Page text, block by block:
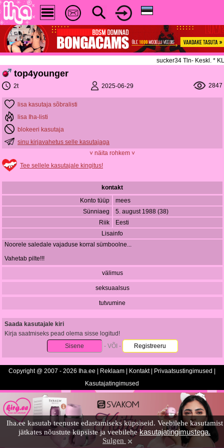
Iha.ee kasutab teenuste edastamiseks küpsiseid. Veebilehe kasutamist
jätkates nõustute küpsiste ja veebilehekasutajatingimustega.
Sulgen
sucker34 Tln- Keskl. *
top4younger
2t 2025-06-29 2847
lisa kasutaja sõbralisti
lisa Iha-listi
blokeeri kasutaja
sinu kirjavahetus selle kasutajaga
˅ näita rohkem ˅
Tee sellele kasutajale kingitus!
kontakt
Konto tüüp
mees
Sünniaeg
5. august 1988 (38)
Riik
Eesti
Lisainfo
Noorele saledale vajaduse korral sümboolne...
Vahetab pilte!!!
välimus
seksuaalsus
tutvumine
Saada kasutajale kiri
Kirja saatmiseks pead olema sisse logitud!
Sisene
- VÕI - Registreeru
Copyright @ 2007 - 2026 Iha.ee | Reklaam Kontakt| Privaatsustingimused
Kasutajatingimused